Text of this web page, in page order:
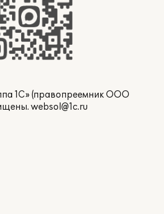
1С» (правопреемник ООО
websol@1c.ru